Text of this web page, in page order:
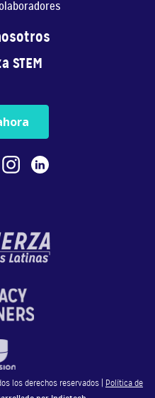
STEM
los derechos reservados | Política de